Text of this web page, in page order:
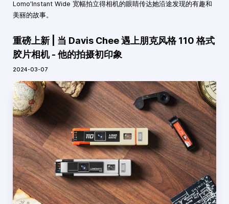
Lomo'Instant Wide 宽幅拍立得相机的眼睛传达她沿途发现的有趣和
美丽的故事。
重磅上新 | 当 Davis Chee 遇上朋克风格 110 格式
胶片相机 - 他的拍摄初印象
2024-03-07